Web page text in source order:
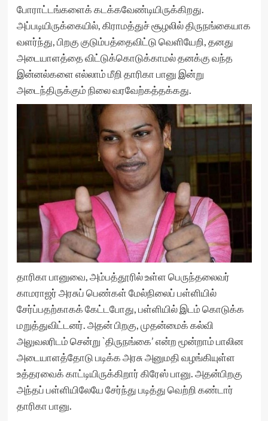
போராட்டங்களைக் கடக்கவேண்டியிருக்கிறது.
அப்படியிருக்கையில், கிராமத்துச் சூழலில் திருநங்கையாக
வளர்ந்து, பிறகு குடும்பத்தைவிட்டு வெளியேறி, தனது
அடையாளத்தை விட்டுக்கொடுக்காமல் தனக்கு வந்த
இன்னல்களை எல்லாம் மீறி தாரிகா பானு இன்று
அடைந்திருக்கும் நிலை வரவேற்கத்தக்கது.
தாரிகா பானுவை, அம்பத்தூரில் உள்ள பெருந்தலைவர்
காமராஜர் அரசுப் பெண்கள் மேல்நிலைப் பள்ளியில்
சேர்ப்பதற்காகக் கேட்டபோது, பள்ளியில் இடம் கொடுக்க
மறுத்துவிட்டனர். அதன் பிறகு, முதன்மைக் கல்வி
அலுவலரிடம் சென்று `திருநங்கை’ என்ற மூன்றாம் பாலின
அடையாளத்தோடு படிக்க அரசு அனுமதி வழங்கியுள்ள
உத்தரவைக் காட்டியிருக்கிறார் கிரேஸ் பானு. அதன்பிறகு
அந்தப் பள்ளியிலேயே சேர்ந்து படித்து வெற்றி கண்டார்
தாரிகா பானு.